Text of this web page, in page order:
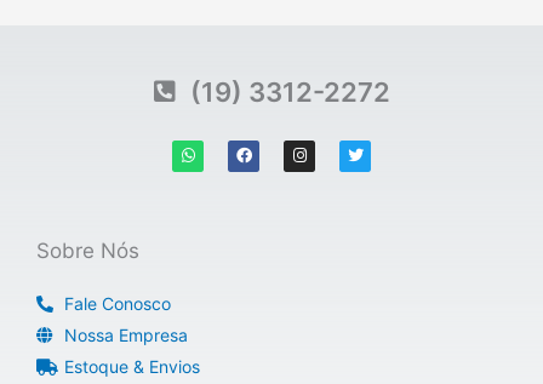
(19) 3312-2272
W
h
a
F
a
c
I
n
s
T
w
i
Sobre Nós
Fale Conosco
Nossa Empresa
Estoque & Envios